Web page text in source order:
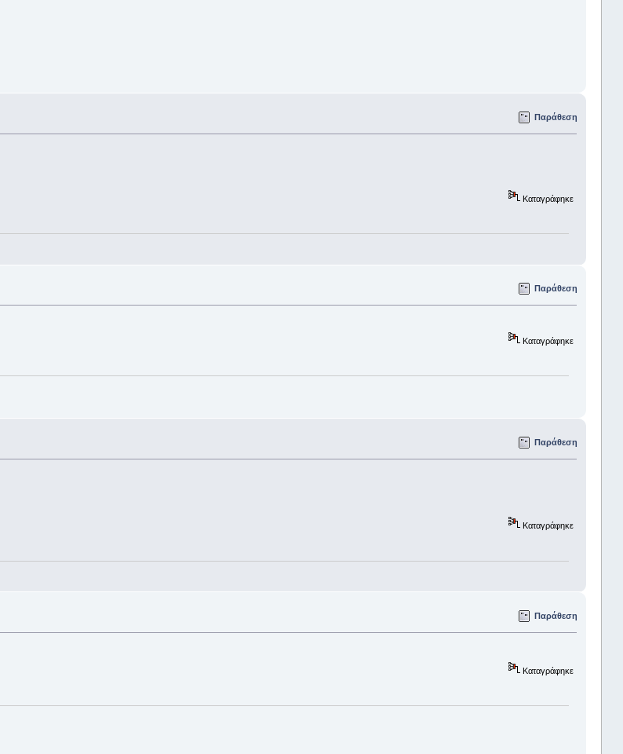
Παράθεση
Καταγράφηκε
Παράθεση
Καταγράφηκε
Παράθεση
Καταγράφηκε
Παράθεση
Καταγράφηκε